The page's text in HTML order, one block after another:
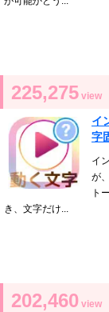
225,275 view
イ
字
イ
が
ト
き、文字だけ...
202,460 view